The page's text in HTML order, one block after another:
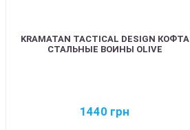
KRAMATAN TACTICAL DESIGN КОФТА
СТАЛЬНЫЕ ВОИНЫ OLIVE
1440 грн